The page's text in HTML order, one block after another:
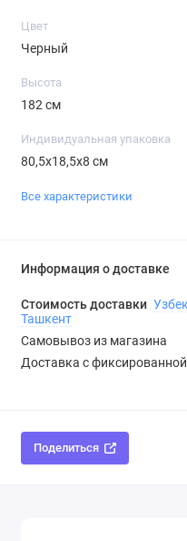
Цвет
Черный
Высота
182 см
Индивидуальная упаковка
80,5х18,5х8 см
Все характеристики
Информация о доставке
Стоимость доставки
Ташкент
Самовывоз из магазина
Доставка с
Поделиться